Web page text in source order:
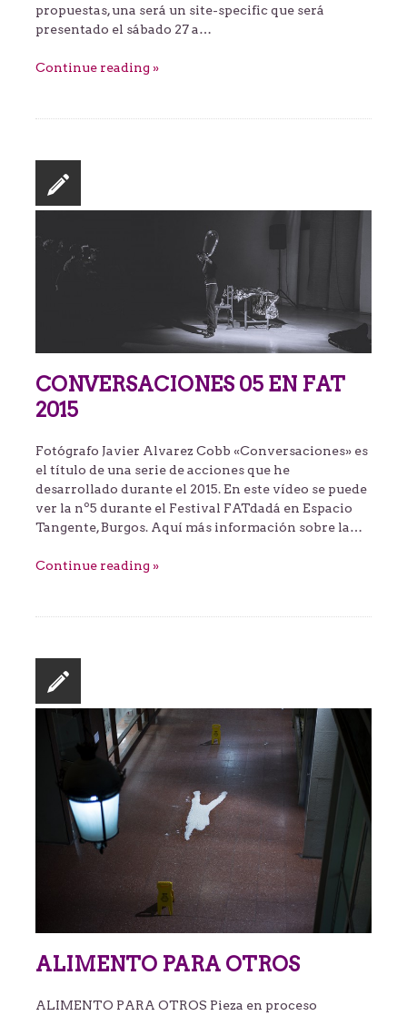
propuestas, una será un site-specific que será
presentado el sábado 27 a…
Continue reading »
CONVERSACIONES 05 EN FAT
2015
Fotógrafo Javier Alvarez Cobb «Conversaciones» es
el título de una serie de acciones que he
desarrollado durante el 2015. En este vídeo se puede
ver la nº5 durante el Festival FATdadá en Espacio
Tangente, Burgos. Aquí más información sobre la…
Continue reading »
ALIMENTO PARA OTROS
ALIMENTO PARA OTROS Pieza en proceso